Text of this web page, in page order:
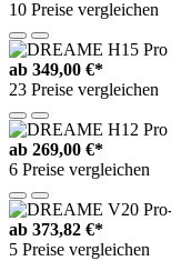
10 Preise vergleichen
ab 349,00 €*
23 Preise vergleichen
ab 269,00 €*
6 Preise vergleichen
ab 373,82 €*
5 Preise vergleichen